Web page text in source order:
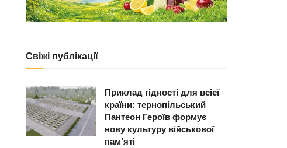
Свіжі публікації
Приклад гідності для всієї
країни: тернопільський
Пантеон Героїв формує
нову культуру військової
пам’яті